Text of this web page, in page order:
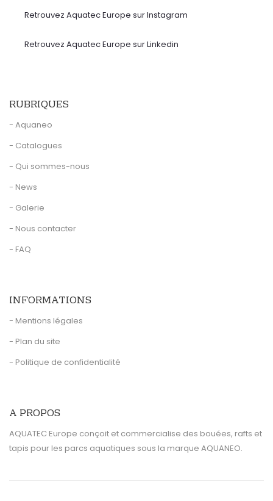
Retrouvez Aquatec Europe sur Instagram
Retrouvez Aquatec Europe sur Linkedin
RUBRIQUES
- Aquaneo
- Catalogues
- Qui sommes-nous
- News
- Galerie
- Nous contacter
- FAQ
INFORMATIONS
- Mentions légales
- Plan du site
- Politique de confidentialité
A PROPOS
AQUATEC Europe conçoit et commercialise des bouées, rafts et
tapis pour les parcs aquatiques sous la marque AQUANEO.